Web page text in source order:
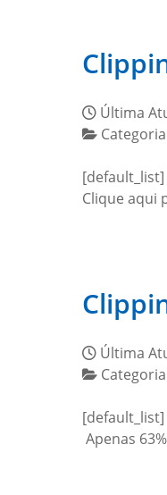
Última
Categoria
Clique aqui
Última
Categoria
Apenas